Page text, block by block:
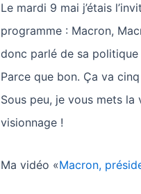
Le mardi 9 mai j’étais
programme : Macron,
donc parlé de sa politique
Parce que bon. Ça va
Sous peu, je vous mets
visionnage !
Ma vidéo «Macron,